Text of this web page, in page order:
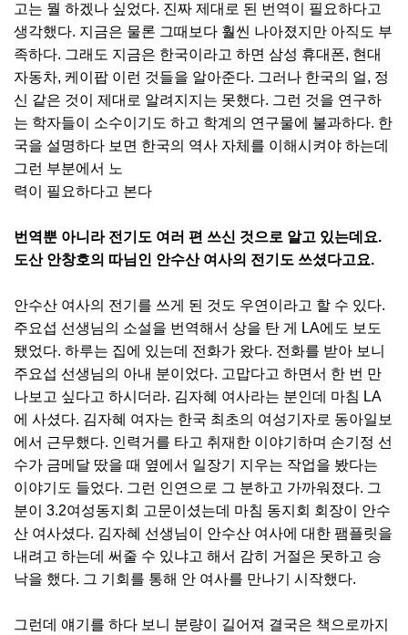
고는 뭘 하겠나 싶었다. 진짜 제대로 된 번역이 필요하다고
생각했다. 지금은 물론 그때보다 훨씬 나아졌지만 아직도 부
족하다. 그래도 지금은 한국이라고 하면 삼성 휴대폰, 현대
자동차, 케이팝 이런 것들을 알아준다. 그러나 한국의 얼, 정
신 같은 것이 제대로 알려지지는 못했다. 그런 것을 연구하
는 학자들이 소수이기도 하고 학계의 연구물에 불과하다. 한
국을 설명하다 보면 한국의 역사 자체를 이해시켜야 하는데
그런 부분에서 노
력이 필요하다고 본다
번역뿐 아니라 전기도 여러 편 쓰신 것으로 알고 있는데요.
도산 안창호의 따님인 안수산 여사의 전기도 쓰셨다고요.
안수산 여사의 전기를 쓰게 된 것도 우연이라고 할 수 있다.
주요섭 선생님의 소설을 번역해서 상을 탄 게 LA에도 보도
됐었다. 하루는 집에 있는데 전화가 왔다. 전화를 받아 보니
주요섭 선생님의 아내 분이었다. 고맙다고 하면서 한 번 만
나보고 싶다고 하시더라. 김자혜 여사라는 분인데 마침 LA
에 사셨다. 김자혜 여자는 한국 최초의 여성기자로 동아일보
에서 근무했다. 인력거를 타고 취재한 이야기하며 손기정 선
수가 금메달 땄을 때 옆에서 일장기 지우는 작업을 봤다는
이야기도 들었다. 그런 인연으로 그 분하고 가까워졌다. 그
분이 3.2여성동지회 고문이셨는데 마침 동지회 회장이 안수
산 여사셨다. 김자혜 선생님이 안수산 여사에 대한 팸플릿을
내려고 하는데 써줄 수 있냐고 해서 감히 거절은 못하고 승
낙을 했다. 그 기회를 통해 안 여사를 만나기 시작했다.
그런데 얘기를 하다 보니 분량이 길어져 결국은 책으로까지